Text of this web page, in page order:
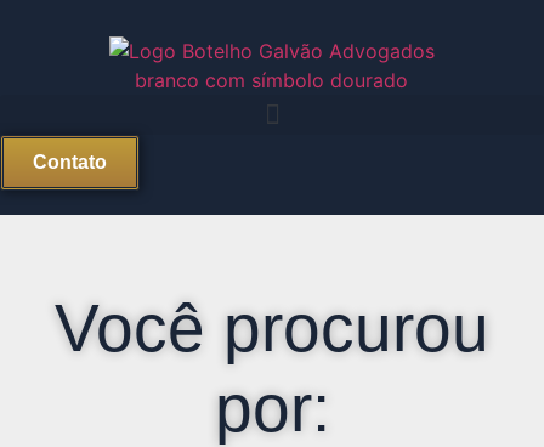
Contato
Você procurou
por: